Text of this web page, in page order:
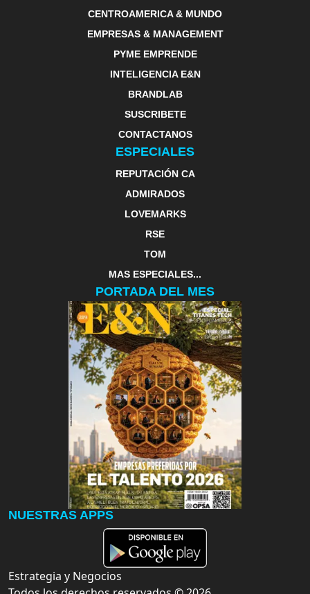
CENTROAMERICA & MUNDO
EMPRESAS & MANAGEMENT
PYME EMPRENDE
INTELIGENCIA E&N
BRANDLAB
SUSCRIBETE
CONTACTANOS
ESPECIALES
REPUTACIÓN CA
ADMIRADOS
LOVEMARKS
RSE
TOM
MAS ESPECIALES...
PORTADA DEL MES
NUESTRAS APPS
Estrategia y Negocios